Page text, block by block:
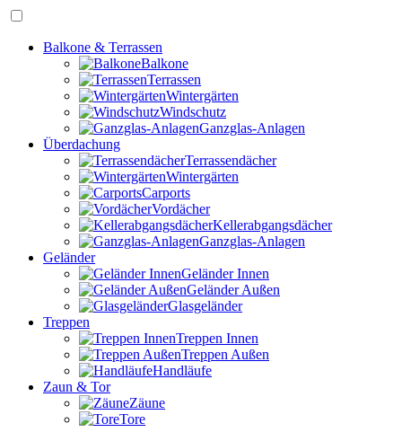
Balkone & Terrassen
Balkone
Terrassen
Wintergärten
Windschutz
Ganzglas-Anlagen
Überdachung
Terrassendächer
Wintergärten
Carports
Vordächer
Kellerabgangsdächer
Ganzglas-Anlagen
Geländer
Geländer Innen
Geländer Außen
Glasgeländer
Treppen
Treppen Innen
Treppen Außen
Handläufe
Zaun & Tor
Zäune
Tore